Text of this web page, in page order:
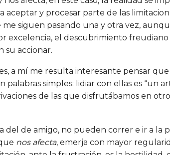
y procesar parte de las
siguen pasando una y otra vez,
excelencia, el descubrimiento
su accionar.
a mí me resulta interesante pensar
simples: lidiar con ellas es “un
de las que disfrutábamos en
del de amigo, no pueden correr e ir a la
nos afecta, emerja con mayor